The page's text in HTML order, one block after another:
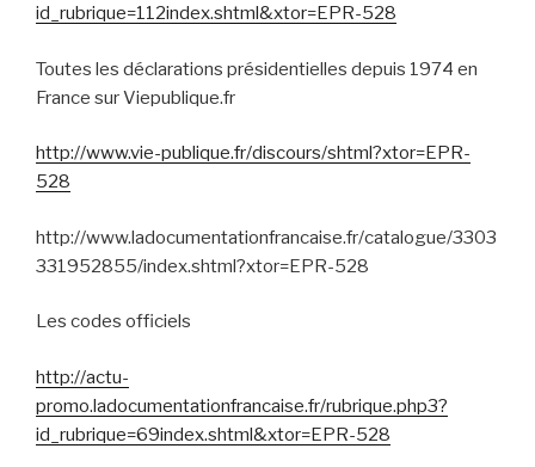
id_rubrique=112index.shtml&xtor=EPR-528
Toutes les déclarations présidentielles depuis 1974 en
France sur Viepublique.fr
http://www.vie-publique.fr/discours/shtml?xtor=EPR-
528
http://www.ladocumentationfrancaise.fr/catalogue/3303
331952855/index.shtml?xtor=EPR-528
Les codes officiels
http://actu-
promo.ladocumentationfrancaise.fr/rubrique.php3?
id_rubrique=69index.shtml&xtor=EPR-528